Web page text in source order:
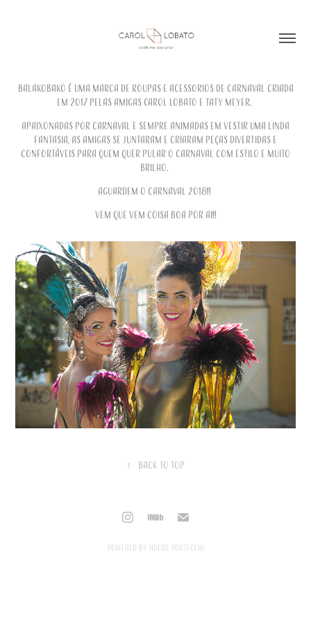
BALAKOBAKO é uma marca de roupas e acessorios de carnaval criada
em 2017 pelas amigas Carol Lobato e Taty Meyer.
Apaixonadas por carnaval e sempre animadas em vestir uma linda
fantasia, as amigas se juntaram e criaram peças divertidas e
confortáveis para quem quer pular o carnaval com estilo e muito
brilho.
Aguardem o carnaval 2018!!
Vem que vem coisa boa por ai!!
↑ Back to Top
Powered by Adobe Portfolio